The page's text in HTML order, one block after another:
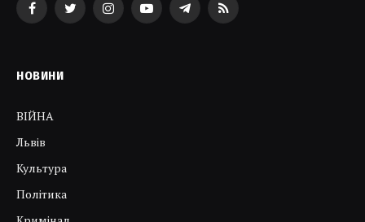
FacebookTwitterInstagramYouTubeTelegramRSS
НОВИНИ
ВІЙНА
Львів
Культура
Політика